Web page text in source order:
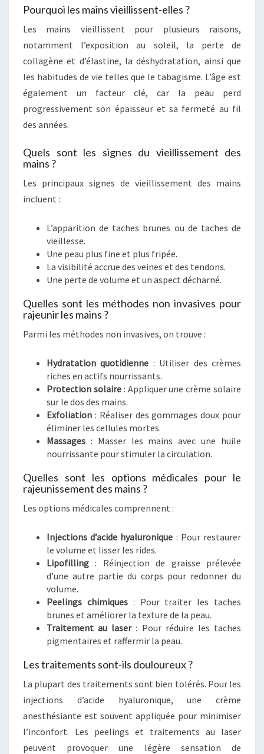
Pourquoi les mains vieillissent-elles ?
Les mains vieillissent pour plusieurs raisons,
notamment l’exposition au soleil, la perte de
collagène et d’élastine, la déshydratation, ainsi que
les habitudes de vie telles que le tabagisme. L’âge est
également un facteur clé, car la peau perd
progressivement son épaisseur et sa fermeté au fil
des années.
Quels sont les signes du vieillissement des
mains ?
Les principaux signes de vieillissement des mains
incluent :
L’apparition de taches brunes ou de taches de
vieillesse.
Une peau plus fine et plus fripée.
La visibilité accrue des veines et des tendons.
Une perte de volume et un aspect décharné.
Quelles sont les méthodes non invasives pour
rajeunir les mains ?
Parmi les méthodes non invasives, on trouve :
Hydratation quotidienne : Utiliser des crèmes
riches en actifs nourrissants.
Protection solaire: Appliquer une crème solaire
sur le dos des mains.
Exfoliation : Réaliser des gommages doux pour
éliminer les cellules mortes.
Massages : Masser les mains avec une huile
nourrissante pour stimuler la circulation.
Quelles sont les options médicales pour le
rajeunissement des mains ?
Les options médicales comprennent :
Injections d’acide hyaluronique : Pour restaurer
le volume et lisser les rides.
Lipofilling : Réinjection de graisse prélevée
d’une autre partie du corps pour redonner du
volume.
Peelings chimiques: Pour traiter les taches
brunes et améliorer la texture de la peau.
Traitement au laser: Pour réduire les taches
pigmentaires et raffermir la peau.
Les traitements sont-ils douloureux ?
La plupart des traitements sont bien tolérés. Pour les
injections d’acide hyaluronique, une crème
anesthésiante est souvent appliquée pour minimiser
l’inconfort. Les peelings et traitements au laser
peuvent provoquer une légère sensation de